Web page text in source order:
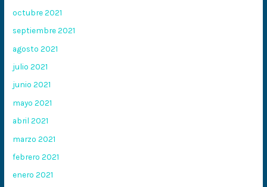
octubre 2021
septiembre 2021
agosto 2021
julio 2021
junio 2021
mayo 2021
abril 2021
marzo 2021
febrero 2021
enero 2021